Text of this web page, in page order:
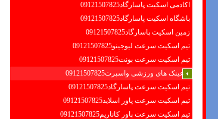
اکادمی اسکیت پاسارگاد09121507825
باشگاه اسکیت پاسارگاد09121507825
زمین اسکیت پاسارگاد09121507825
تیم اسکیت سرعت لیوجینو09121507825
تیم اسکیت سرعت بونت09121507825
عینک های ورزشی واسپرت09121507825
تیم اسکیت سرعت پاسارگاد09121507825
تیم اسکیت سرعت پاور اسلاید09121507825
تیم اسکیت سرعت پاور کاناریم09121507825